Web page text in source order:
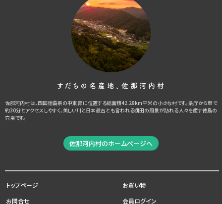
すだちの名産地、佐那河内村
佐那河内村は、四国徳島県の中東部に位置する総面積42.28km平米の小さな村です。県庁から車で
約30分とアクセスしやすく、美しい川と日本最古とも言われる棚田の風景が訪れる人々を癒す徳島の
穴場です。
佐那河内村のホームページへ
トップページ
お買い物
お問合せ
会員ログイン